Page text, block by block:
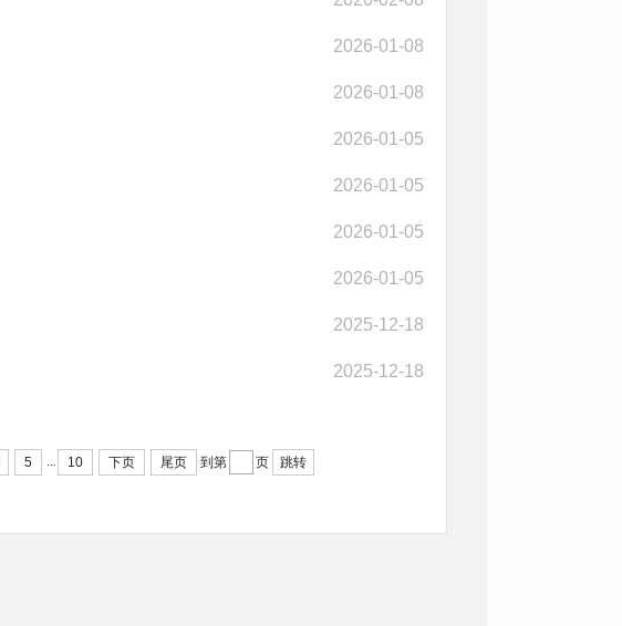
2026-01-08
2026-01-08
2026-01-05
2026-01-05
2026-01-05
2026-01-05
2025-12-18
2025-12-18
5 ... 10 下页 尾页 到第 页 跳转